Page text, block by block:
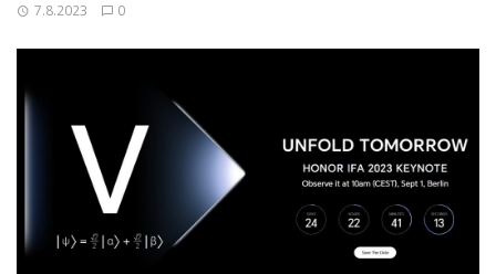
7.8.2023 0